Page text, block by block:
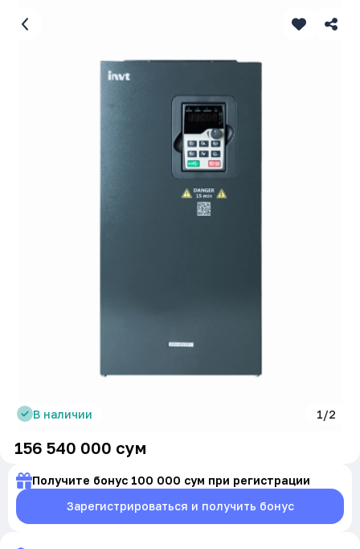
В наличии 1/2
156 540 000 сум
Получите бонус 100 000 сум при регистрации
Зарегистрироваться и получить бонус